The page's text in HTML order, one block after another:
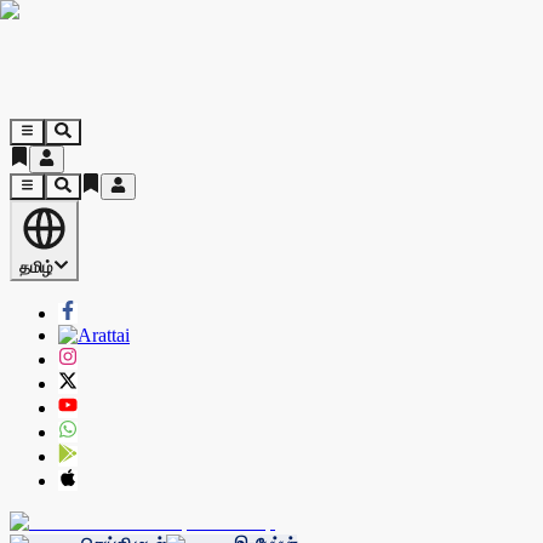
தமிழ்